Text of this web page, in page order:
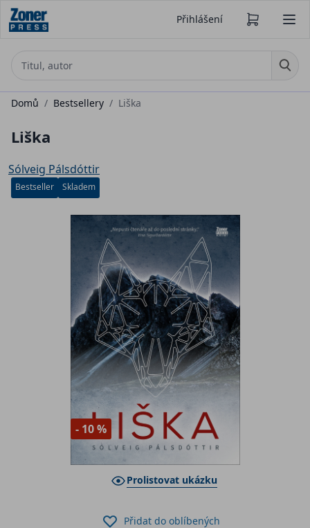
Přihlášení
Domů / Bestsellery / Liška
Liška
Sólveig Pálsdóttir
Bestseller Skladem
- 10 %
Prolistovat ukázku
Přidat do oblíbených